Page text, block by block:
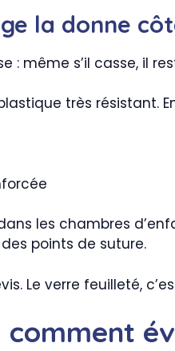
la donne
: même s’il casse, il
très résistant.
les chambres
points de suture.
Le verre feuilleté,